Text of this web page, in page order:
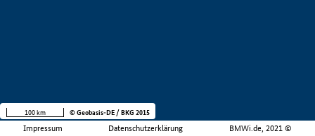
Impressum Datenschutzerklärung BMWi.de, 2021 ©
100 km © Geobasis-DE / BKG 2015